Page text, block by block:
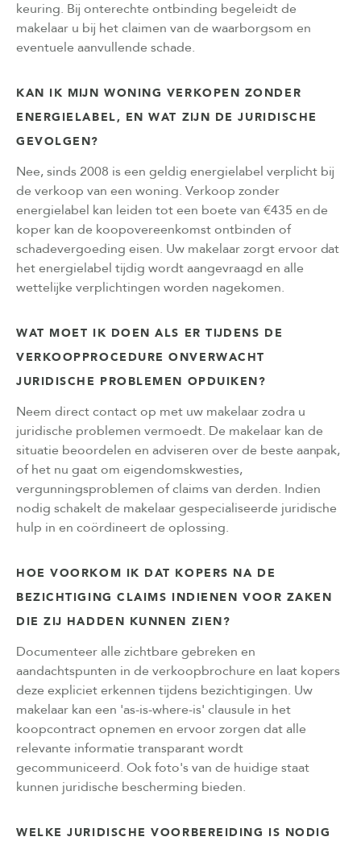
keuring. Bij onterechte ontbinding begeleidt de
makelaar u bij het claimen van de waarborgsom en
eventuele aanvullende schade.
KAN IK MIJN WONING VERKOPEN ZONDER
ENERGIELABEL, EN WAT ZIJN DE JURIDISCHE
GEVOLGEN?
Nee, sinds 2008 is een geldig energielabel verplicht bij
de verkoop van een woning. Verkoop zonder
energielabel kan leiden tot een boete van €435 en de
koper kan de koopovereenkomst ontbinden of
schadevergoeding eisen. Uw makelaar zorgt ervoor dat
het energielabel tijdig wordt aangevraagd en alle
wettelijke verplichtingen worden nagekomen.
WAT MOET IK DOEN ALS ER TIJDENS DE
VERKOOPPROCEDURE ONVERWACHT
JURIDISCHE PROBLEMEN OPDUIKEN?
Neem direct contact op met uw makelaar zodra u
juridische problemen vermoedt. De makelaar kan de
situatie beoordelen en adviseren over de beste aanpak,
of het nu gaat om eigendomskwesties,
vergunningsproblemen of claims van derden. Indien
nodig schakelt de makelaar gespecialiseerde juridische
hulp in en coördineert de oplossing.
HOE VOORKOM IK DAT KOPERS NA DE
BEZICHTIGING CLAIMS INDIENEN VOOR ZAKEN
DIE ZIJ HADDEN KUNNEN ZIEN?
Documenteer alle zichtbare gebreken en
aandachtspunten in de verkoopbrochure en laat kopers
deze expliciet erkennen tijdens bezichtigingen. Uw
makelaar kan een 'as-is-where-is' clausule in het
koopcontract opnemen en ervoor zorgen dat alle
relevante informatie transparant wordt
gecommuniceerd. Ook foto's van de huidige staat
kunnen juridische bescherming bieden.
WELKE JURIDISCHE VOORBEREIDING IS NODIG